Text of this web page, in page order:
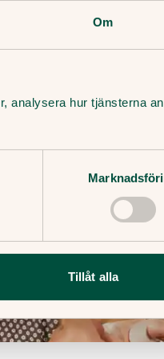
Om
analysera hur tjänsterna
Tillåt alla
stressymtom.
det gått för långt.